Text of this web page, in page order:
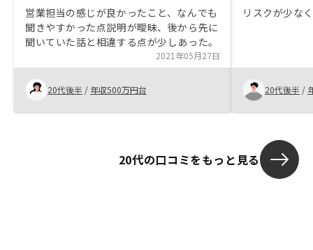
営業担当の感じが良かったこと、なんでも
聞きやすかった点説明が曖昧、後から先に
聞いていた話と相違する点が少しあった。
2021年05月27日
20代後半 / 年収500万円台
リスクが少な
20代後半 /
20代の口コミをもっと見る